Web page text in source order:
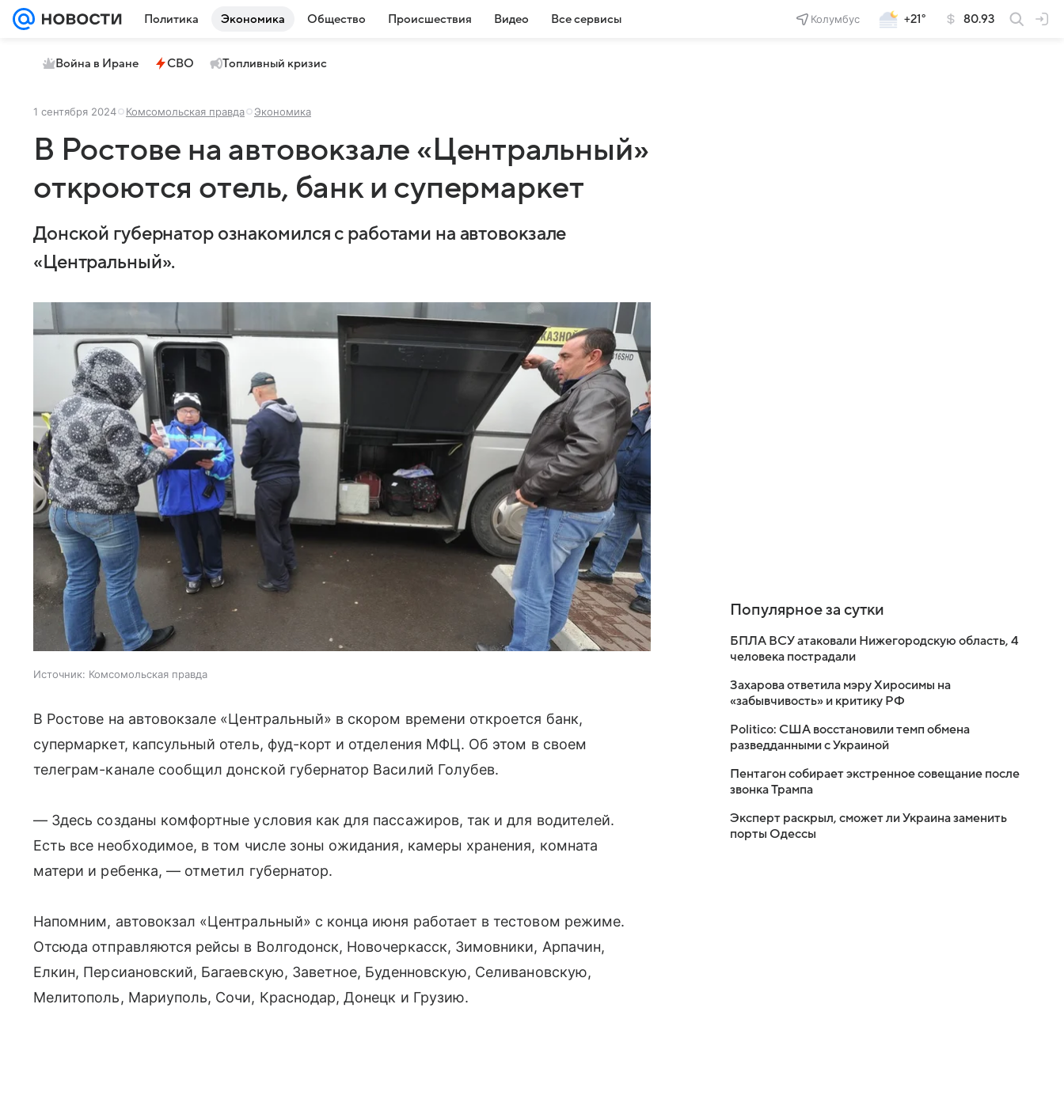
Политика Экономика Общество Происшествия Видео Все сервисы Колумбус +21° 80.93
Война в Иране СВО Топливный кризис
1 сентября 2024 Комсомольская правда Экономика
В Ростове на автовокзале «Центральный»
откроются отель, банк и супермаркет
Донской губернатор ознакомился с работами на автовокзале
«Центральный».
Источник: Комсомольская правда
В Ростове на автовокзале «Центральный» в скором времени откроется банк,
супермаркет, капсульный отель, фуд-корт и отделения МФЦ. Об этом в своем
телеграм-канале сообщил донской губернатор Василий Голубев.
— Здесь созданы комфортные условия как для пассажиров, так и для водителей.
Есть все необходимое, в том числе зоны ожидания, камеры хранения, комната
матери и ребенка, — отметил губернатор.
Напомним, автовокзал «Центральный» с конца июня работает в тестовом режиме.
Отсюда отправляются рейсы в Волгодонск, Новочеркасск, Зимовники, Арпачин,
Елкин, Персиановский, Багаевскую, Заветное, Буденновскую, Селивановскую,
Мелитополь, Мариуполь, Сочи, Краснодар, Донецк и Грузию.
Популярное за сутки
БПЛА ВСУ атаковали Нижегородскую область, 4
человека пострадали
Захарова ответила мэру Хиросимы на
«забывчивость» и критику РФ
Politico: США восстановили темп обмена
разведданными с Украиной
Пентагон собирает экстренное совещание после
звонка Трампа
Эксперт раскрыл, сможет ли Украина заменить
порты Одессы